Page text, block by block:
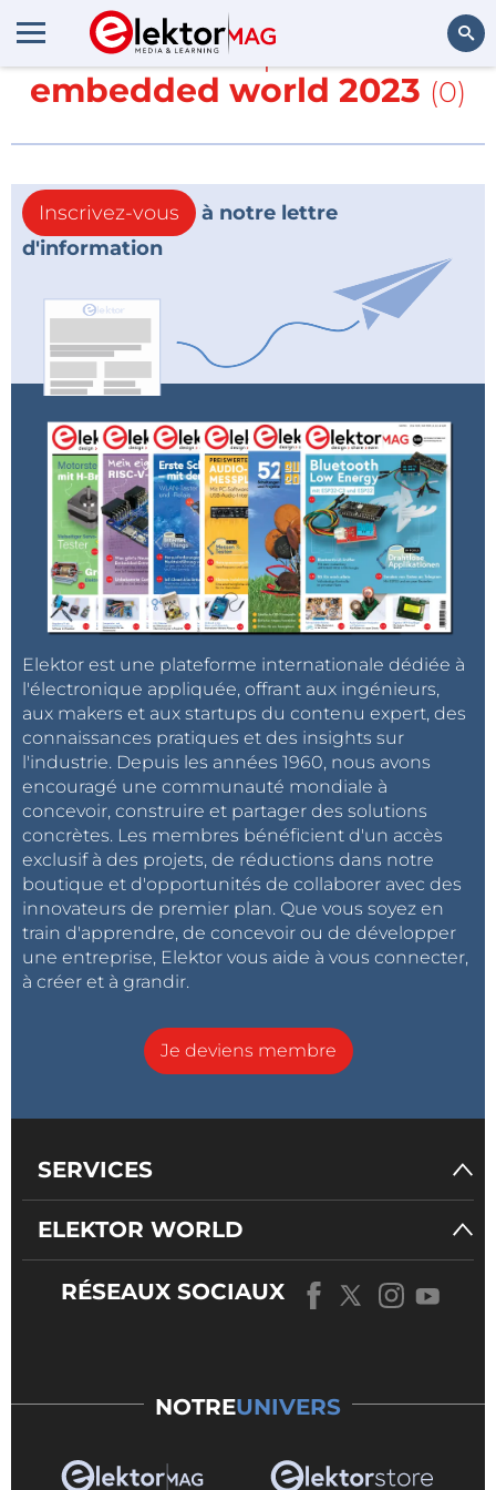
Rechercher
En savoir plus sur
embedded world 2023 (0)
Inscrivez-vous
à notre lettre
d'information
Elektor est une plateforme internationale dédiée à
l'électronique appliquée, offrant aux ingénieurs,
aux makers et aux startups du contenu expert, des
connaissances pratiques et des insights sur
l'industrie. Depuis les années 1960, nous avons
encouragé une communauté mondiale à
concevoir, construire et partager des solutions
concrètes. Les membres bénéficient d'un accès
exclusif à des projets, de réductions dans notre
boutique et d'opportunités de collaborer avec des
innovateurs de premier plan. Que vous soyez en
train d'apprendre, de concevoir ou de développer
une entreprise, Elektor vous aide à vous connecter,
à créer et à grandir.
Je deviens membre
SERVICES
ELEKTOR WORLD
RÉSEAUX SOCIAUX
NOTREUNIVERS